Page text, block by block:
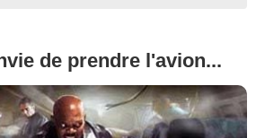
de prendre l'avion...